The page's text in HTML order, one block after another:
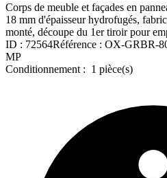
Corps de meuble et façades en
18 mm d'épaisseur hydrofugés,
monté, découpe du 1er tiroir pour
ID : 72564Référence : OX-GRBR-
MP
Conditionnement : 1 pièce(s)